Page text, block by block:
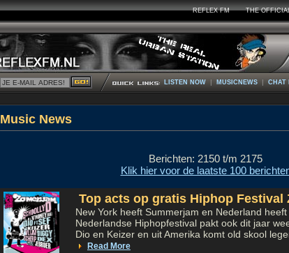
REFLEX FM THE
LISTEN NOW | MUSICNEWS | CHAT
Music
Berichten: 2150 t/m 2175
Klik hier voor de laatste 100
Top acts op gratis Hiphop Festival
New York heeft Summerjam en Nederland
Nederlandse Hiphopfestival pakt ook dit jaar
Dio en Keizer en uit Amerika komt old skool
Read More